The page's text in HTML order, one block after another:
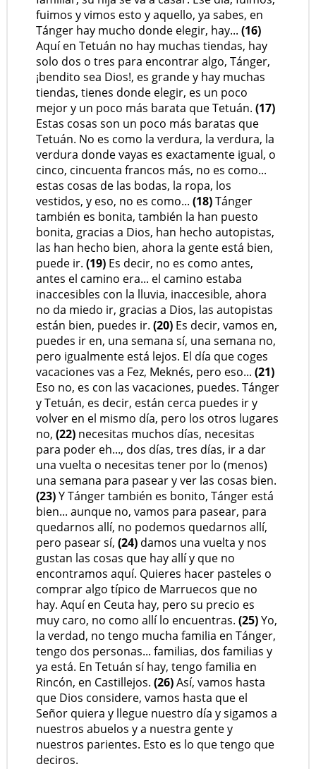
fuimos y vimos esto y aquello, ya sabes, en
Tánger hay mucho donde elegir, hay... (16)
Aquí en Tetuán no hay muchas tiendas, hay
solo dos o tres para encontrar algo, Tánger,
¡bendito sea Dios!, es grande y hay muchas
tiendas, tienes donde elegir, es un poco
mejor y un poco más barata que Tetuán. (17)
Estas cosas son un poco más baratas que
Tetuán. No es como la verdura, la verdura, la
verdura donde vayas es exactamente igual, o
cinco, cincuenta francos más, no es como...
estas cosas de las bodas, la ropa, los
vestidos, y eso, no es como... (18)Tánger
también es bonita, también la han puesto
bonita, gracias a Dios, han hecho autopistas,
las han hecho bien, ahora la gente está bien,
puede ir. (19) Es decir, no es como antes,
antes el camino era... el camino estaba
inaccesibles con la lluvia, inaccesible, ahora
no da miedo ir, gracias a Dios, las autopistas
están bien, puedes ir. (20) Es decir, vamos en,
puedes ir en, una semana sí, una semana no,
pero igualmente está lejos. El día que coges
vacaciones vas a Fez, Meknés, pero eso... (21)
Eso no, es con las vacaciones, puedes. Tánger
y Tetuán, es decir, están cerca puedes ir y
volver en el mismo día, pero los otros lugares
no, (22) necesitas muchos días, necesitas
para poder eh..., dos días, tres días, ir a dar
una vuelta o necesitas tener por lo (menos)
una semana para pasear y ver las cosas bien.
(23)Y Tánger también es bonito, Tánger está
bien... aunque no, vamos para pasear, para
quedarnos allí, no podemos quedarnos allí,
pero pasear sí, (24) damos una vuelta y nos
gustan las cosas que hay allí y que no
encontramos aquí. Quieres hacer pasteles o
comprar algo típico de Marruecos que no
hay. Aquí en Ceuta hay, pero su precio es
muy caro, no como allí lo encuentras. (25)Yo,
la verdad, no tengo mucha familia en Tánger,
tengo dos personas... familias, dos familias y
ya está. En Tetuán sí hay, tengo familia en
Rincón, en Castillejos. (26)Así, vamos hasta
que Dios considere, vamos hasta que el
Señor quiera y llegue nuestro día y sigamos a
nuestros abuelos y a nuestra gente y
nuestros parientes. Esto es lo que tengo que
deciros.